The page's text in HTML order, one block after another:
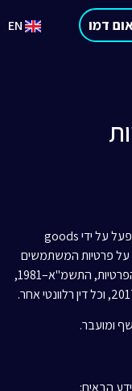
דמו EN
אתר זה (https://mygoods.co.il/) ("האתר") מופעל על ידי goods
על פרטיות המשתמשים
שלנו, ומכבדים את זכויותיהם בהתאם לחוק הגנת הפרטיות, התשמ"א–1981,
ומועבר.
הבאים: